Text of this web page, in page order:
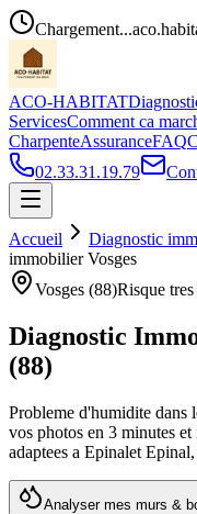
Chargement...
ACO-HABITAT
ServicesComment ca
CharpenteAssuranceFAQ
02.33.31.19.79
Accueil Diagnostic
immobilier Vosges
Vosges (88)Risque
Diagnostic
(88)
Probleme d'humidite dans
vos photos en 3 minutes
adaptees a Epinalet Epinal,
Analyser mes murs &